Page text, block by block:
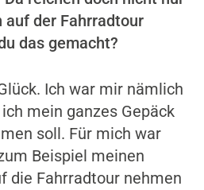
auf der Fahrradtour
das gemacht?
Ich war mir nämlich
mein ganzes Gepäck
soll. Für mich war
Beispiel meinen
die Fahrradtour nehmen